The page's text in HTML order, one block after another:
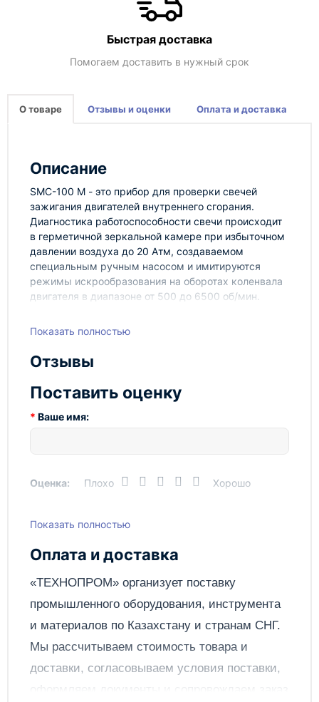
Быстрая доставка
Помогаем доставить в нужный срок
О товаре Отзывы и оценки Оплата и доставка
Описание
SMC-100 М - это прибор для проверки свечей
зажигания двигателей внутреннего сгорания.
Диагностика работоспособности свечи происходит
в герметичной зеркальной камере при избыточном
давлении воздуха до 20 Атм, создаваемом
специальным ручным насосом и имитируются
режимы искрообразования на оборотах коленвала
двигателя в диапазоне от 500 до 6500 об/мин.
тестирование изолятора на пробой, проверка
источника постоянного тока DC12V
Показать полностью
Отзывы
Поставить оценку
Ваше имя:
Оценка: Плохо Хорошо
Написать отзыв
Показать полностью
Оплата и доставка
«ТЕХНОПРОМ» организует поставку
промышленного оборудования, инструмента
и материалов по Казахстану и странам СНГ.
Мы рассчитываем стоимость товара и
доставки, согласовываем условия поставки,